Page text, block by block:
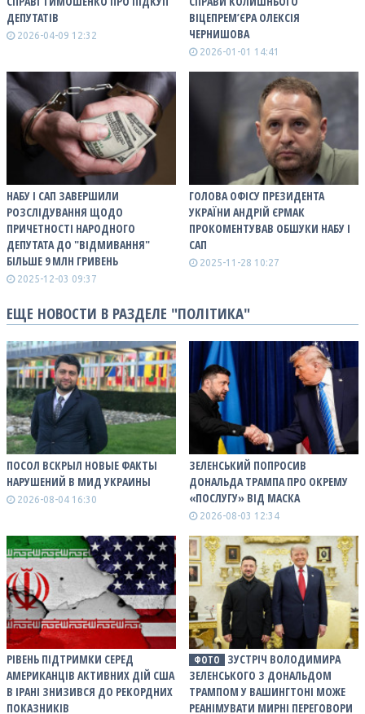
ДЕПУТАТІВ
2026-04-09 12:32
ВІЦЕПРЕМ’ЄРА ОЛЕКСІЯ
ЧЕРНИШОВА
2026-01-01 14:41
НАБУ І САП ЗАВЕРШИЛИ
РОЗСЛІДУВАННЯ ЩОДО
ПРИЧЕТНОСТІ НАРОДНОГО
ДЕПУТАТА ДО "ВІДМИВАННЯ"
БІЛЬШЕ 9 МЛН ГРИВЕНЬ
2025-12-03 09:37
ГОЛОВА ОФІСУ ПРЕЗИДЕНТА
УКРАЇНИ АНДРІЙ ЄРМАК
ПРОКОМЕНТУВАВ ОБШУКИ НАБУ І
САП
2025-11-28 10:27
ЕЩЕ НОВОСТИ В РАЗДЕЛЕ "ПОЛІТИКА"
ПОСОЛ ВСКРЫЛ НОВЫЕ ФАКТЫ
НАРУШЕНИЙ В МИД УКРАИНЫ
2026-08-04 16:30
ЗЕЛЕНСЬКИЙ ПОПРОСИВ
ДОНАЛЬДА ТРАМПА ПРО ОКРЕМУ
«ПОСЛУГУ» ВІД МАСКА
2026-08-03 12:34
РІВЕНЬ ПІДТРИМКИ СЕРЕД
АМЕРИКАНЦІВ АКТИВНИХ ДІЙ США
В ІРАНІ ЗНИЗИВСЯ ДО РЕКОРДНИХ
ПОКАЗНИКІВ
ФОТО
ЗУСТРІЧ ВОЛОДИМИРА
ЗЕЛЕНСЬКОГО З ДОНАЛЬДОМ
ТРАМПОМ У ВАШИНГТОНІ МОЖЕ
РЕАНІМУВАТИ МИРНІ ПЕРЕГОВОРИ